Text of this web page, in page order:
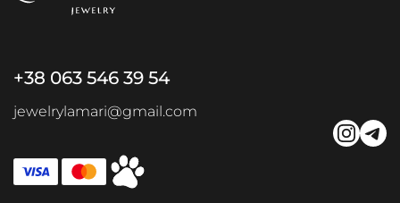
+38 063 546 39 54
jewelrylamari@gmail.com